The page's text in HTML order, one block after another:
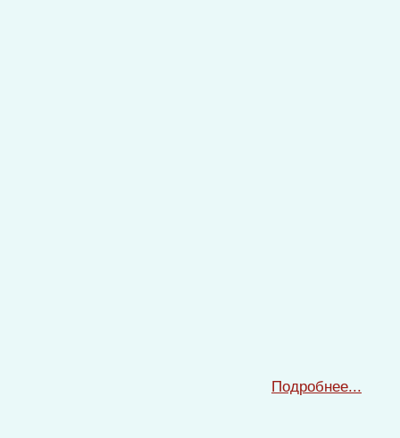
Подробнее...